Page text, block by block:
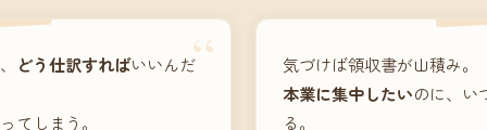
“
どう仕訳すればいいんだ
てしまう。
気づけば領収書が山積み。
本業に集中したいのに、い
る。